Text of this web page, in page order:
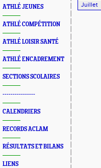
ATHLÉ JEUNES
ATHLÉ COMPÉTITION
ATHLÉ LOISIR SANTÉ
ATHLÉ ENCADREMENT
SECTIONS SCOLAIRES
----------------
CALENDRIERS
RECORDS ACLAM
RÉSULTATS ET BILANS
LIENS